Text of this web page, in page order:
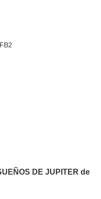
DE JUPITER de